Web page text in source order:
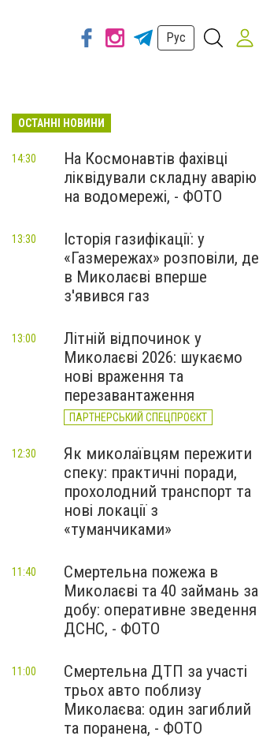
Рус
ОСТАННІ НОВИНИ
На Космонавтів фахівці
ліквідували складну аварію
на водомережі, - ФОТО
14:30
Історія газифікації: у
«Газмережах» розповіли, де
в Миколаєві вперше
з'явився газ
13:30
Літній відпочинок у
Миколаєві 2026: шукаємо
нові враження та
перезавантаження
ПАРТНЕРСЬКИЙ СПЕЦПРОЄКТ
13:00
Як миколаївцям пережити
спеку: практичні поради,
прохолодний транспорт та
нові локації з
«туманчиками»
12:30
Смертельна пожежа в
Миколаєві та 40 займань за
добу: оперативне зведення
ДСНС, - ФОТО
11:40
Смертельна ДТП за участі
трьох авто поблизу
Миколаєва: один загиблий
та поранена, - ФОТО
11:00